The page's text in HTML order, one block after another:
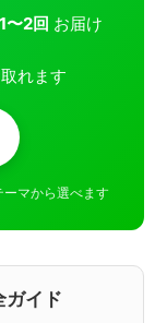
〜2回 お届け
れます
マから選べます
ガイド